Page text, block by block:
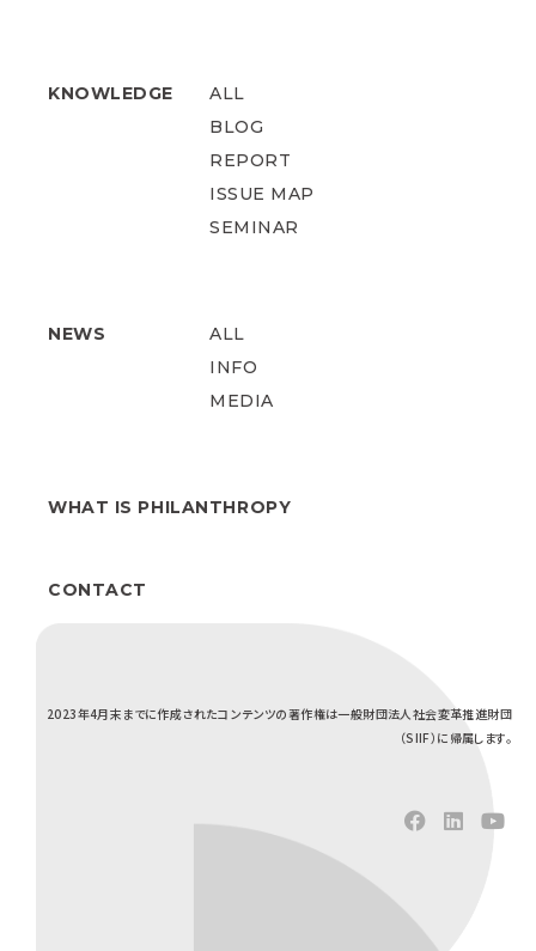
KNOWLEDGE
ALL
BLOG
REPORT
ISSUE MAP
SEMINAR
NEWS
ALL
INFO
MEDIA
WHAT IS PHILANTHROPY
CONTACT
2023年4月末までに作成されたコンテンツの著作権は一般財団法人社会変革推進財団
（SIIF）に帰属します。